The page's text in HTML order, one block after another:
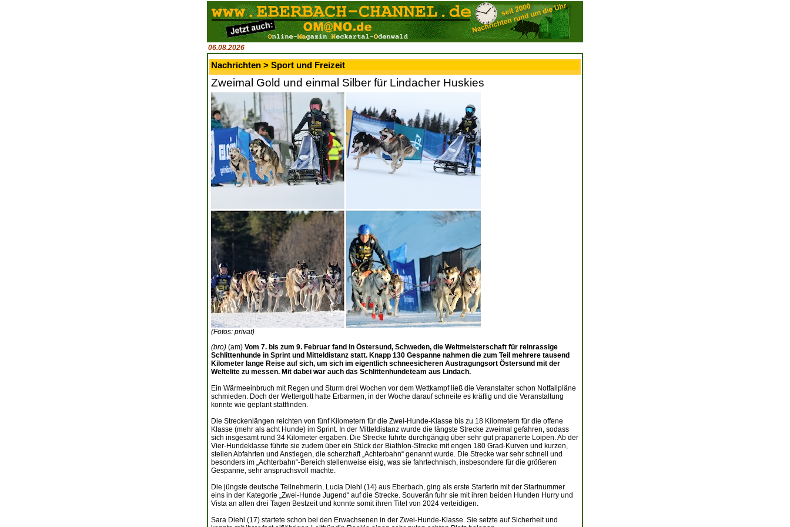
06.08.2026
Nachrichten > Sport und Freizeit
Zweimal Gold und einmal Silber für Lindacher Huskies
(Fotos: privat)
(bro) (am) Vom 7. bis zum 9. Februar fand in Östersund, Schweden, die Weltmeisterschaft für reinrassige
Schlittenhunde in Sprint und Mitteldistanz statt. Knapp 130 Gespanne nahmen die zum Teil mehrere tausend
Kilometer lange Reise auf sich, um sich im eigentlich schneesicheren Austragungsort Östersund mit der
Weltelite zu messen. Mit dabei war auch das Schlittenhundeteam aus Lindach.
Ein Wärmeeinbruch mit Regen und Sturm drei Wochen vor dem Wettkampf ließ die Veranstalter schon Notfallpläne
schmieden. Doch der Wettergott hatte Erbarmen, in der Woche darauf schneite es kräftig und die Veranstaltung
konnte wie geplant stattfinden.
Die Streckenlängen reichten von fünf Kilometern für die Zwei-Hunde-Klasse bis zu 18 Kilometern für die offene
Klasse (mehr als acht Hunde) im Sprint. In der Mitteldistanz wurde die längste Strecke zweimal gefahren, sodass
sich insgesamt rund 34 Kilometer ergaben. Die Strecke führte durchgängig über sehr gut präparierte Loipen. Ab der
Vier-Hundeklasse führte sie zudem über ein Stück der Biathlon-Strecke mit engen 180 Grad-Kurven und kurzen,
steilen Abfahrten und Anstiegen, die scherzhaft „Achterbahn“ genannt wurde. Die Strecke war sehr schnell und
besonders im „Achterbahn“-Bereich stellenweise eisig, was sie fahrtechnisch, insbesondere für die größeren
Gespanne, sehr anspruchsvoll machte.
Die jüngste deutsche Teilnehmerin, Lucia Diehl (14) aus Eberbach, ging als erste Starterin mit der Startnummer
eins in der Kategorie „Zwei-Hunde Jugend“ auf die Strecke. Souverän fuhr sie mit ihren beiden Hunden Hurry und
Vista an allen drei Tagen Bestzeit und konnte somit ihren Titel von 2024 verteidigen.
Sara Diehl (17) startete schon bei den Erwachsenen in der Zwei-Hunde-Klasse. Sie setzte auf Sicherheit und